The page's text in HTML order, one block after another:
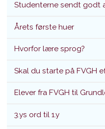
Studenterne
Studenterne sendt godt
Årets første huer
Hvorfor lære sprog?
Skal du starte på FVGH
Elever fra FVGH til
3.ys ord til 1.y